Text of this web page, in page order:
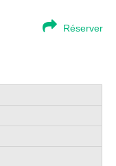
Réserver